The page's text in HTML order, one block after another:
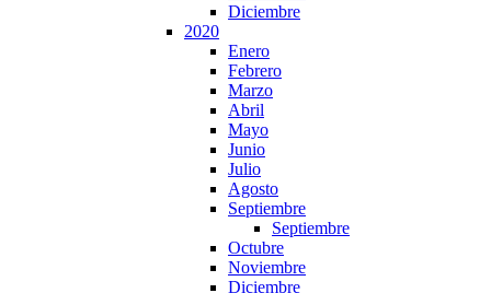
Diciembre
2020
Enero
Febrero
Marzo
Abril
Mayo
Junio
Julio
Agosto
Septiembre
Septiembre
Octubre
Noviembre
Diciembre